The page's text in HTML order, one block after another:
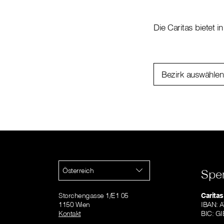
Die Caritas bietet
Bezirk auswählen
Österreich
Storchengasse 1/E1 05
1150 Wien
Kontakt
Caritas
IBAN:
BIC: